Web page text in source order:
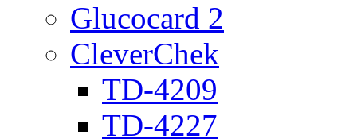
Glucocard 2
CleverChek
TD-4209
TD-4227